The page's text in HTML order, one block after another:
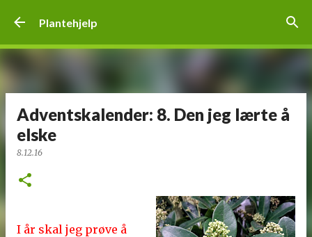
Plantehjelp
Adventskalender: 8. Den jeg lærte å
elske
8.12.16
I år skal jeg prøve å